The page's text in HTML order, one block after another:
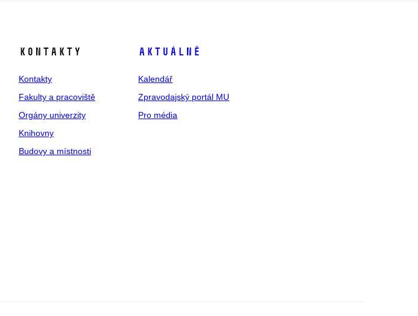
Kontakty
Kontakty
Fakulty a pracoviště
Orgány univerzity
Knihovny
Budovy a místnosti
Aktuálně
Kalendář
Zpravodajský portál MU
Pro média